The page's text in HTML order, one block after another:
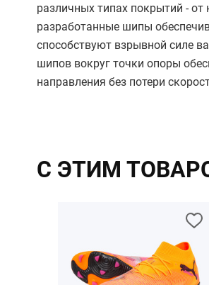
различных типах покрытий - от
разработанные шипы
способствуют взрывной силе
шипов вокруг точки опоры
направления без потери
С ЭТИМ